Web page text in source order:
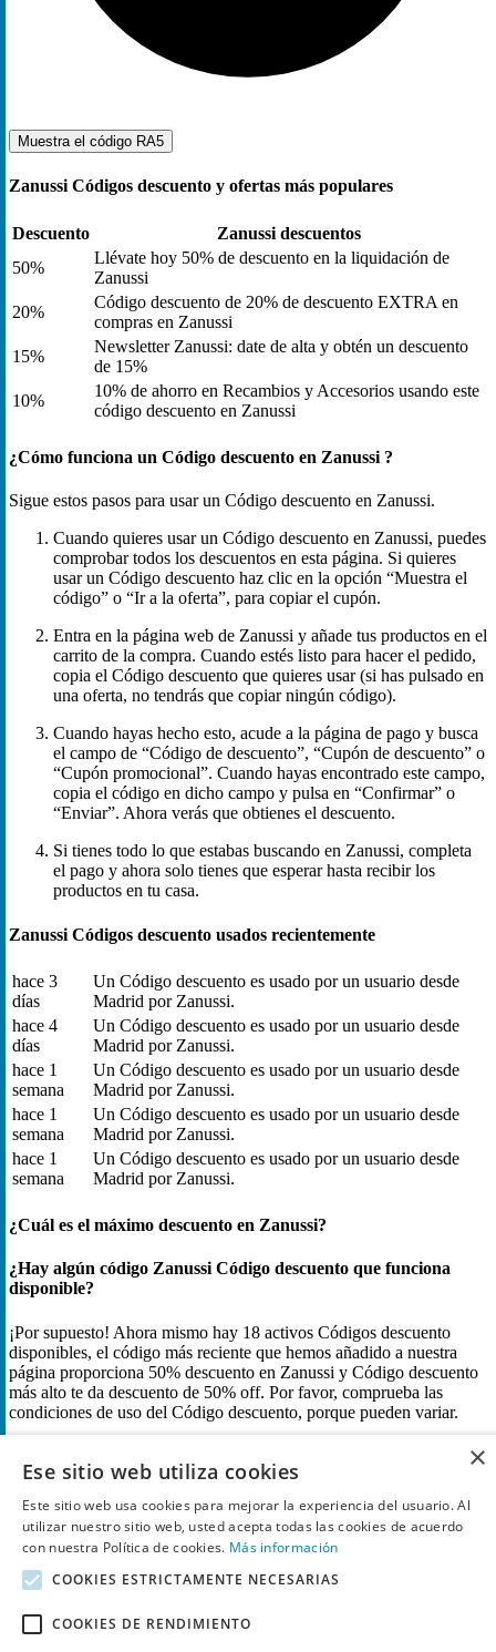
Muestra el código RA5
Zanussi Códigos descuento y ofertas más populares
Descuento
Zanussi descuentos
50%
Llévate hoy 50% de descuento en la liquidación de
Zanussi
20%
Código descuento de 20% de descuento EXTRA en
compras en Zanussi
15%
Newsletter Zanussi: date de alta y obtén un descuento
de 15%
10%
10% de ahorro en Recambios y Accesorios usando este
código descuento en Zanussi
¿Cómo funciona un Código descuento en Zanussi ?
Sigue estos pasos para usar un Código descuento en Zanussi.
Cuando quieres usar un Código descuento en Zanussi, puedes
comprobar todos los descuentos en esta página. Si quieres
usar un Código descuento haz clic en la opción “Muestra el
código” o “Ir a la oferta”, para copiar el cupón.
Entra en la página web de Zanussi y añade tus productos en el
carrito de la compra. Cuando estés listo para hacer el pedido,
copia el Código descuento que quieres usar (si has pulsado en
una oferta, no tendrás que copiar ningún código).
Cuando hayas hecho esto, acude a la página de pago y busca
el campo de “Código de descuento”, “Cupón de descuento” o
“Cupón promocional”. Cuando hayas encontrado este campo,
copia el código en dicho campo y pulsa en “Confirmar” o
“Enviar”. Ahora verás que obtienes el descuento.
Si tienes todo lo que estabas buscando en Zanussi, completa
el pago y ahora solo tienes que esperar hasta recibir los
productos en tu casa.
Zanussi Códigos descuento usados recientemente
hace 3
días
Un Código descuento es usado por un usuario desde
Madrid por Zanussi.
hace 4
días
Un Código descuento es usado por un usuario desde
Madrid por Zanussi.
hace 1
semana
Un Código descuento es usado por un usuario desde
Madrid por Zanussi.
hace 1
semana
Un Código descuento es usado por un usuario desde
Madrid por Zanussi.
hace 1
semana
Un Código descuento es usado por un usuario desde
Madrid por Zanussi.
¿Cuál es el máximo descuento en Zanussi?
¿Hay algún código Zanussi Código descuento que funciona
disponible?
¡Por supuesto! Ahora mismo hay 18 activos Códigos descuento
disponibles, el código más reciente que hemos añadido a nuestra
página proporciona 50% descuento en Zanussi y Código descuento
más alto te da descuento de 50% off. Por favor, comprueba las
condiciones de uso del Código descuento, porque pueden variar.
Pulsa en "Muestra el código" en uno de los Códigos descuento en
esta página y recibe hasta 50% de descuento en Zanussi.
Comprueba por favor las condiciones, porque en algunos casos se
aplican debido a estos altos descuentos.
×
Ese sitio web utiliza cookies
Este sitio web usa cookies para mejorar la experiencia del usuario. Al
utilizar nuestro sitio web, usted acepta todas las cookies de acuerdo
con nuestra Política de cookies. Más información
COOKIES ESTRICTAMENTE NECESARIAS
COOKIES DE RENDIMIENTO